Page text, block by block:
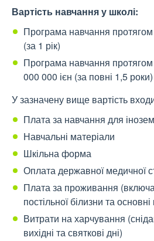
Вартість навчання у школі:
Програма навчання протягом
(за 1 рік)
Програма навчання протягом
000 000 ієн (за повні 1,5 роки)
У зазначену вище вартість
Плата за навчання для
Навчальні матеріали
Шкільна форма
Оплата державної медичної
Плата за проживання
постільної білизни та
Витрати на харчування
вихідні та святкові дні)